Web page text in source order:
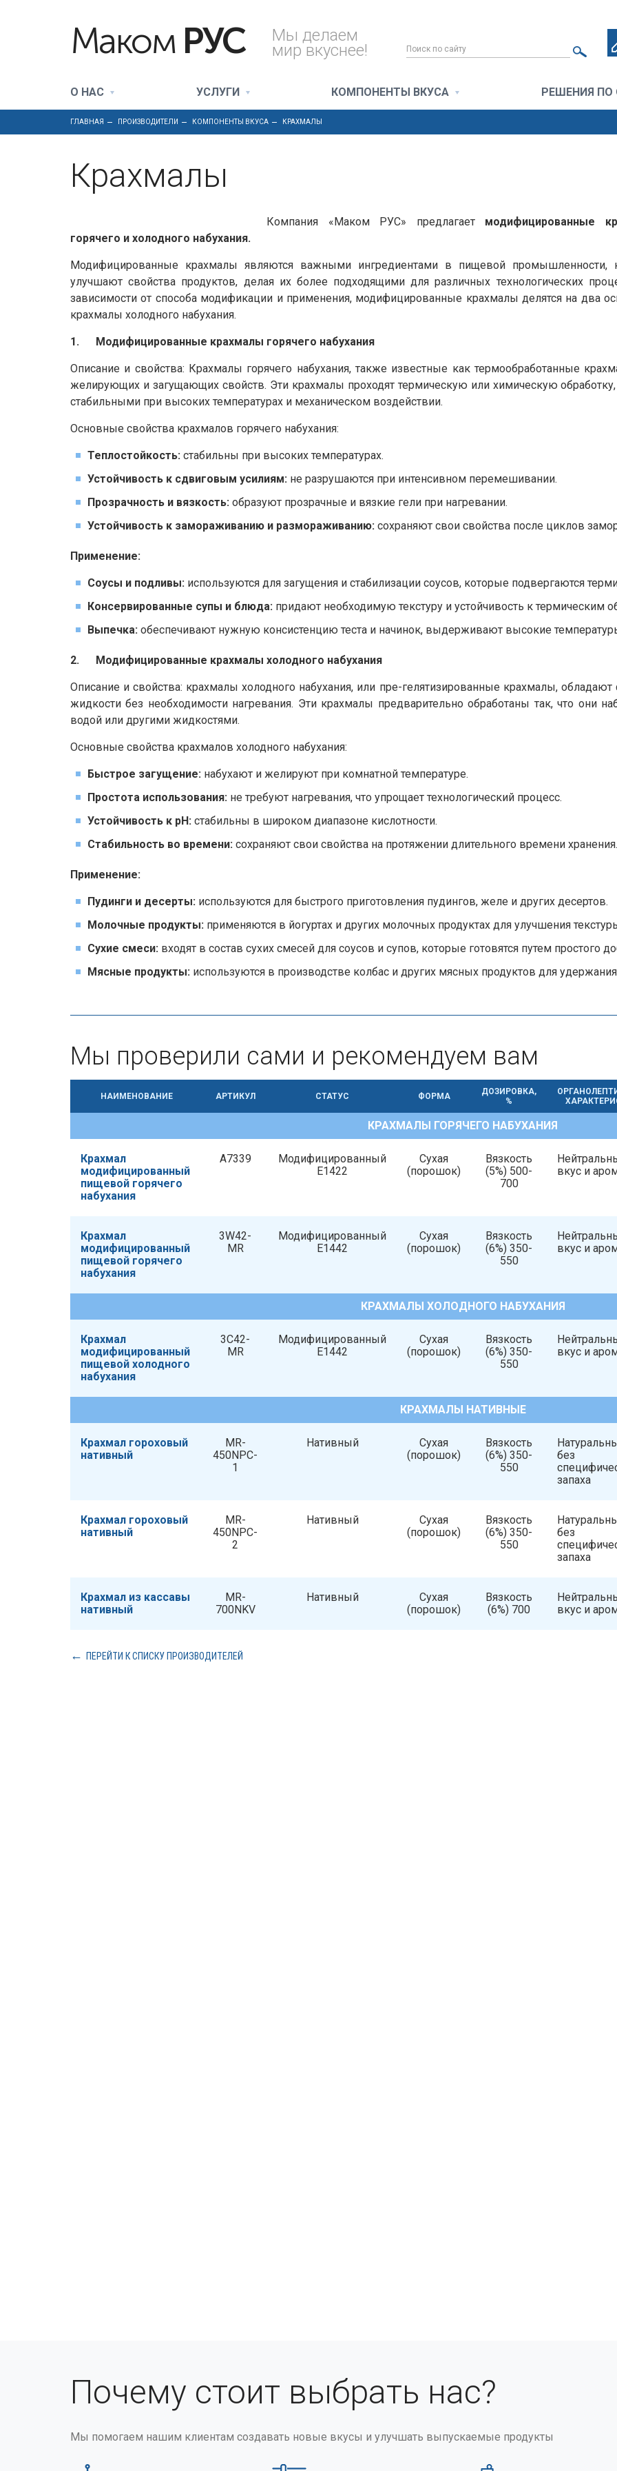
О НАС УСЛУГИ КОМПОНЕНТЫ ВКУСА РЕШЕНИЯ ПО
Маком РУС Мы делаем
мир вкуснее!
ГЛАВНАЯ ПРОИЗВОДИТЕЛИ КОМПОНЕНТЫ ВКУСА КРАХМАЛЫ
Крахмалы
Компания «Маком РУС» предлагает модифицированные
горячего и холодного набухания.
Модифицированные крахмалы являются важными ингредиентами в пищевой промышленности,
улучшают свойства продуктов, делая их более подходящими для различных технологических
зависимости от способа модификации и применения, модифицированные крахмалы делятся на два
крахмалы холодного набухания.
1. Модифицированные крахмалы горячего набухания
Описание и свойства: Крахмалы горячего набухания, также известные как термообработанные
желирующих и загущающих свойств. Эти крахмалы проходят термическую или химическую обработку,
стабильными при высоких температурах и механическом воздействии.
Основные свойства крахмалов горячего набухания:
Теплостойкость: стабильны при высоких температурах.
Устойчивость к сдвиговым усилиям: не разрушаются при интенсивном перемешивании.
Прозрачность и вязкость: образуют прозрачные и вязкие гели при нагревании.
Устойчивость к замораживанию и размораживанию: сохраняют свои свойства после циклов
Применение:
Соусы и подливы: используются для загущения и стабилизации соусов, которые подвергаются
Консервированные супы и блюда: придают необходимую текстуру и устойчивость к термическим
Выпечка: обеспечивают нужную консистенцию теста и начинок, выдерживают высокие
2. Модифицированные крахмалы холодного набухания
Описание и свойства: крахмалы холодного набухания, или пре-гелятизированные крахмалы,
жидкости без необходимости нагревания. Эти крахмалы предварительно обработаны так, что они
водой или другими жидкостями.
Основные свойства крахмалов холодного набухания:
Быстрое загущение: набухают и желируют при комнатной температуре.
Простота использования: не требуют нагревания, что упрощает технологический процесс.
Устойчивость к pH: стабильны в широком диапазоне кислотности.
Стабильность во времени: сохраняют свои свойства на протяжении длительного времени хранения.
Применение:
Пудинги и десерты: используются для быстрого приготовления пудингов, желе и других десертов.
Молочные продукты: применяются в йогуртах и других молочных продуктах для улучшения
Сухие смеси: входят в состав сухих смесей для соусов и супов, которые готовятся путем простого
Мясные продукты: используются в производстве колбас и других мясных продуктов для
Мы проверили сами и рекомендуем вам
НАИМЕНОВАНИЕ АРТИКУЛ СТАТУС ФОРМА
ДОЗИРОВКА,
%
КРАХМАЛЫ ГОРЯЧЕГО НАБУХАНИЯ
Крахмал
модифицированный
пищевой горячего
набухания
A7339
Модифицированный
Е1422
Сухая
(порошок)
Вязкость
(5%) 500-
700
вкус и
Крахмал
модифицированный
пищевой горячего
набухания
3W42-
MR
Модифицированный
Е1442
Сухая
(порошок)
Вязкость
(6%) 350-
550
вкус и
КРАХМАЛЫ ХОЛОДНОГО НАБУХАНИЯ
Крахмал
модифицированный
пищевой холодного
набухания
3С42-
MR
Модифицированный
Е1442
Сухая
(порошок)
Вязкость
(6%) 350-
550
вкус и
КРАХМАЛЫ НАТИВНЫЕ
Крахмал гороховый
нативный
MR-
450NPC-
1
Нативный
Сухая
(порошок)
Вязкость
(6%) 350-
550
без
запаха
Крахмал гороховый
нативный
MR-
450NPC-
2
Нативный
Сухая
(порошок)
Вязкость
(6%) 350-
550
без
запаха
Крахмал из кассавы
нативный
MR-
700NKV
Нативный
Сухая
(порошок)
Вязкость
(6%) 700
вкус и
ПЕРЕЙТИ К СПИСКУ ПРОИЗВОДИТЕЛЕЙ
Почему стоит выбрать нас?
Мы помогаем нашим клиентам создавать новые вкусы и улучшать выпускаемые продукты